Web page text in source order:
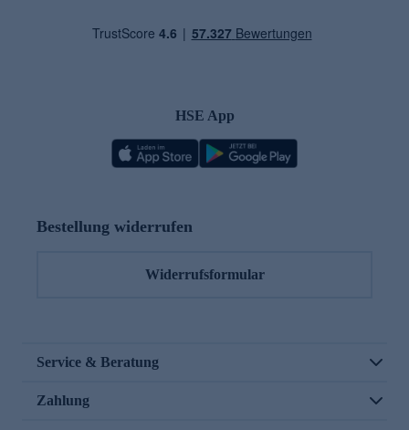
HSE App
Bestellung widerrufen
Widerrufsformular
Service & Beratung
Zahlung